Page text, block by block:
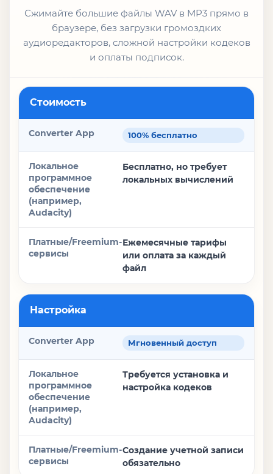
Сжимайте большие файлы WAV в MP3 прямо в
браузере, без загрузки громоздких
аудиоредакторов, сложной настройки кодеков
и оплаты подписок.
Функция
Локальное программное обеспечение (например,
Платные/Freemium-сервисы
Стоимость
100% бесплатно
Бесплатно, но требует
локальных вычислений
Ежемесячные тарифы
или оплата за каждый
файл
Настройка
Мгновенный доступ
Требуется установка и
настройка кодеков
Создание учетной записи
обязательно